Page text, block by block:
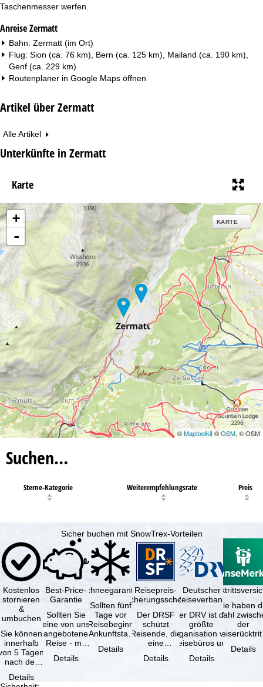
Taschenmesser werfen.
Anreise Zermatt
Bahn: Zermatt (im Ort)
Flug: Sion (ca. 76 km), Bern (ca. 125 km), Mailand (ca. 190 km),
Genf (ca. 229 km)
Routenplaner in Google Maps öffnen
Artikel über Zermatt
Alle Artikel
Unterkünfte in Zermatt
Karte
+
-
KARTE
©Maptoolkit©OSM, © OSM
Suchen…
Sterne-Kategorie Weiterempfehlungsrate Preis
Sicher buchen mit SnowTrex-Vorteilen
Kostenlos
stornieren
&
umbuchen
Sie können
innerhalb
5 Tagen
nach der
kostenfrei
Details
Best-Price-
Garantie
Sollten Sie
eine von uns
angebotene
Reise - mit
Leistung und
Details
Schneegarantie
Sollten fünf
Tage vor
Reisebeginn
(Ankunftstag)
aufgrund von
Schneemangel
Details
Reisepreis-
Sicherungsschein
Der DRSF
schützt
Reisende, die
eine
oder
Details
Deutscher
Reiseverband
Der DRV ist die
größte
Organisation von
Reisebüros und
Reiseveranstaltern
in …
Details
Sie haben
Wahl
der
(inklusive
Details